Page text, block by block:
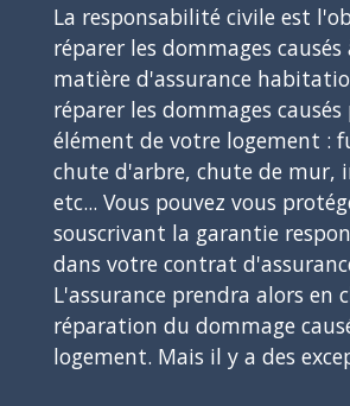
La responsabilité civile est
réparer les dommages
matière d'assurance
réparer les dommages
élément de votre logement :
chute d'arbre, chute de mur,
etc... Vous pouvez vous
souscrivant la garantie
dans votre contrat
L'assurance prendra alors en
réparation du dommage
logement. Mais il y a des